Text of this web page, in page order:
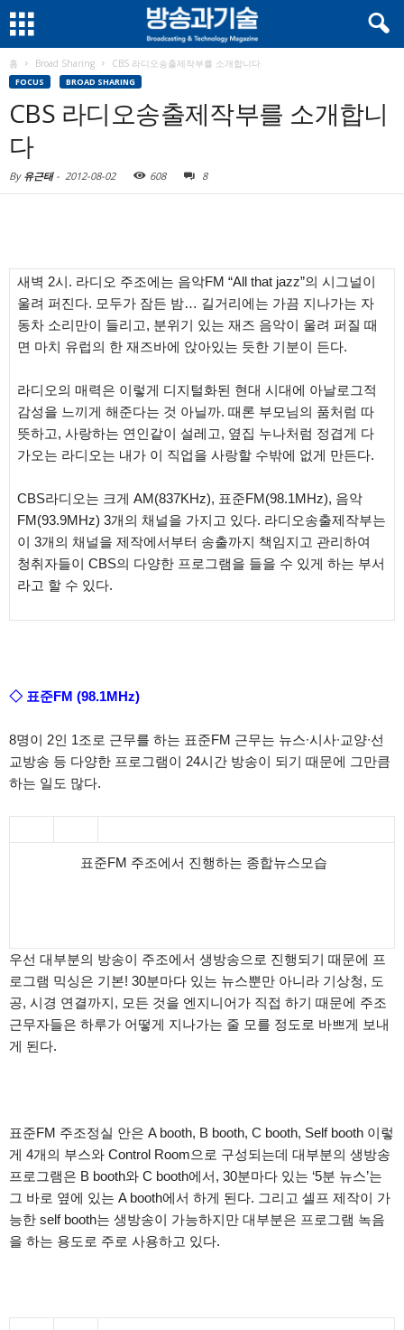
홈 Broad Sharing CBS 라디오송출제작부를 소개합니다
FOCUS BROAD SHARING
CBS 라디오송출제작부를 소개합니
다
By 유근태- 2012-08-02 608 8
새벽 2시. 라디오 주조에는 음악FM “All that jazz”의 시그널이
울려 퍼진다. 모두가 잠든 밤… 길거리에는 가끔 지나가는 자
동차 소리만이 들리고, 분위기 있는 재즈 음악이 울려 퍼질 때
면 마치 유럽의 한 재즈바에 앉아있는 듯한 기분이 든다.
라디오의 매력은 이렇게 디지털화된 현대 시대에 아날로그적
감성을 느끼게 해준다는 것 아닐까. 때론 부모님의 품처럼 따
뜻하고, 사랑하는 연인같이 설레고, 옆집 누나처럼 정겹게 다
가오는 라디오는 내가 이 직업을 사랑할 수밖에 없게 만든다.
CBS라디오는 크게 AM(837KHz), 표준FM(98.1MHz), 음악
FM(93.9MHz) 3개의 채널을 가지고 있다. 라디오송출제작부는
이 3개의 채널을 제작에서부터 송출까지 책임지고 관리하여
청취자들이 CBS의 다양한 프로그램을 들을 수 있게 하는 부서
라고 할 수 있다.
◇ 표준FM (98.1MHz)
8명이 2인 1조로 근무를 하는 표준FM 근무는 뉴스∙시사∙교양∙선
교방송 등 다양한 프로그램이 24시간 방송이 되기 때문에 그만큼
하는 일도 많다.
표준FM 주조에서 진행하는 종합뉴스모습
우선 대부분의 방송이 주조에서 생방송으로 진행되기 때문에 프
로그램 믹싱은 기본! 30분마다 있는 뉴스뿐만 아니라 기상청, 도
공, 시경 연결까지, 모든 것을 엔지니어가 직접 하기 때문에 주조
근무자들은 하루가 어떻게 지나가는 줄 모를 정도로 바쁘게 보내
게 된다.
표준FM 주조정실 안은 A booth, B booth, C booth, Self booth 이렇
게 4개의 부스와 Control Room으로 구성되는데 대부분의 생방송
프로그램은 B booth와 C booth에서, 30분마다 있는 ‘5분 뉴스’는
그 바로 옆에 있는 A booth에서 하게 된다. 그리고 셀프 제작이 가
능한 self booth는 생방송이 가능하지만 대부분은 프로그램 녹음
을 하는 용도로 주로 사용하고 있다.